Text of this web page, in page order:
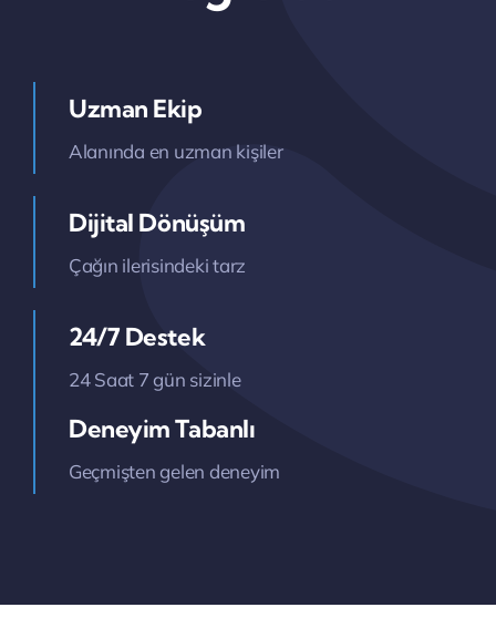
Uzman Ekip
Alanında en uzman kişiler
Dijital Dönüşüm
Çağın ilerisindeki tarz
24/7 Destek
24 Saat 7 gün sizinle
Deneyim Tabanlı
Geçmişten gelen deneyim